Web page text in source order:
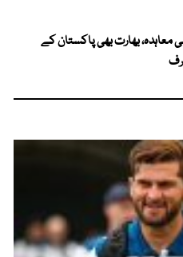
معاہدہ، بھارت بھی پاکستان کے